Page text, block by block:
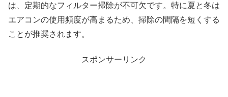
は、定期的なフィルター掃除が不可欠です。特に夏と冬は
エアコンの使用頻度が高まるため、掃除の間隔を短くする
ことが推奨されます。
スポンサーリンク